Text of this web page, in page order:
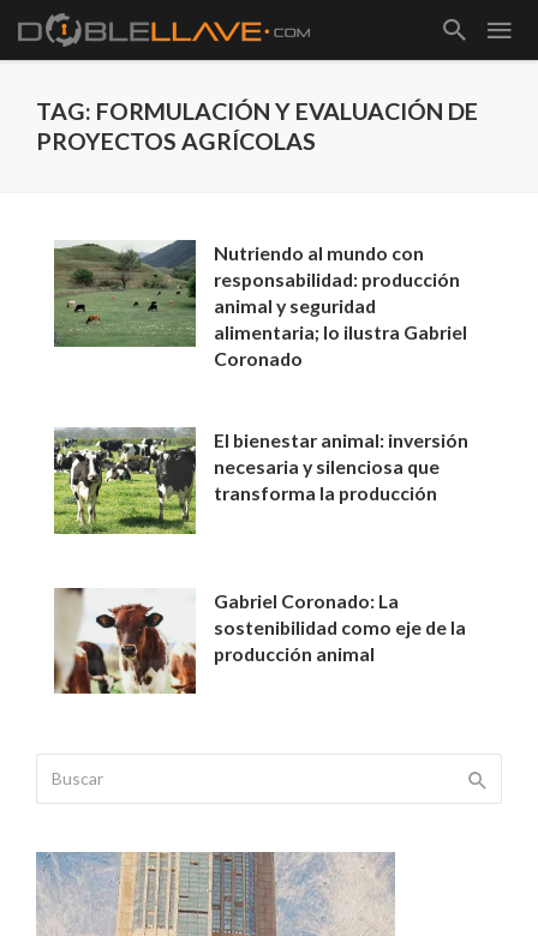
TAG: FORMULACIÓN Y EVALUACIÓN DE
PROYECTOS AGRÍCOLAS
Nutriendo al mundo con
responsabilidad: producción
animal y seguridad
alimentaria; lo ilustra Gabriel
Coronado
El bienestar animal: inversión
necesaria y silenciosa que
transforma la producción
Gabriel Coronado: La
sostenibilidad como eje de la
producción animal